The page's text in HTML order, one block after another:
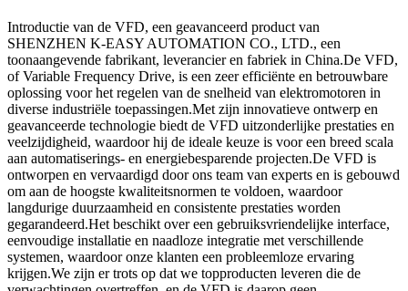
Introductie van de VFD, een geavanceerd product van
SHENZHEN K-EASY AUTOMATION CO., LTD., een
toonaangevende fabrikant, leverancier en fabriek in China.De VFD,
of Variable Frequency Drive, is een zeer efficiënte en betrouwbare
oplossing voor het regelen van de snelheid van elektromotoren in
diverse industriële toepassingen.Met zijn innovatieve ontwerp en
geavanceerde technologie biedt de VFD uitzonderlijke prestaties en
veelzijdigheid, waardoor hij de ideale keuze is voor een breed scala
aan automatiserings- en energiebesparende projecten.De VFD is
ontworpen en vervaardigd door ons team van experts en is gebouwd
om aan de hoogste kwaliteitsnormen te voldoen, waardoor
langdurige duurzaamheid en consistente prestaties worden
gegarandeerd.Het beschikt over een gebruiksvriendelijke interface,
eenvoudige installatie en naadloze integratie met verschillende
systemen, waardoor onze klanten een probleemloze ervaring
krijgen.We zijn er trots op dat we topproducten leveren die de